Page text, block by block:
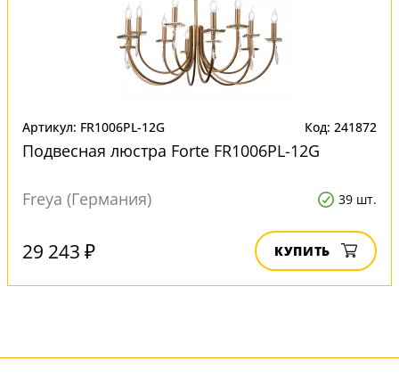
Артикул: FR1006PL-12G Код: 241872
Подвесная люстра Forte FR1006PL-12G
Freya (Германия) 39 шт.
29 243 ₽ КУПИТЬ